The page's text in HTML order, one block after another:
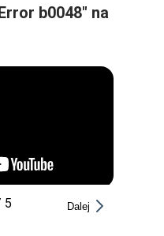
b0048" na
5 Dalej